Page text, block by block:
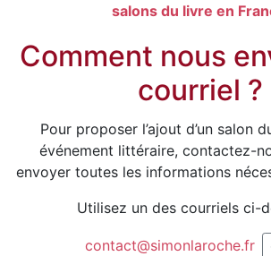
salons du livre en
Comment nous
courriel ?
Pour proposer l’ajout d’un salon
événement littéraire, contactez-
envoyer toutes les informations
Utilisez un des courriels ci-
contact@simonlaroche.fr